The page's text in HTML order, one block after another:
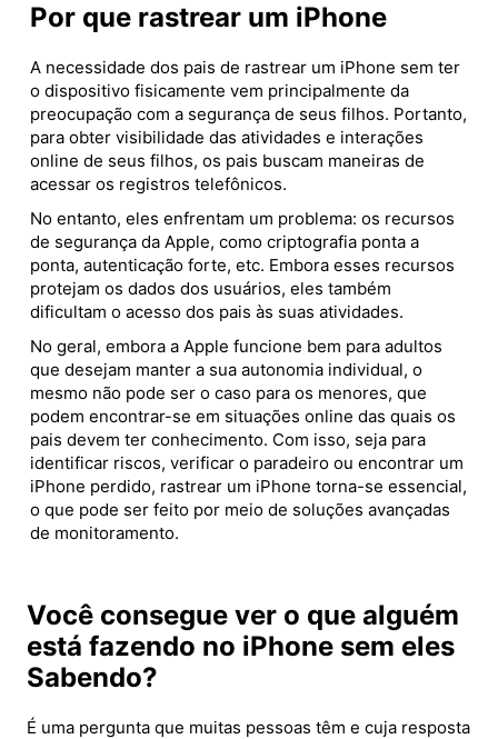
Por que rastrear um iPhone
A necessidade dos pais de rastrear um iPhone sem ter
o dispositivo fisicamente vem principalmente da
preocupação com a segurança de seus filhos. Portanto,
para obter visibilidade das atividades e interações
online de seus filhos, os pais buscam maneiras de
acessar os registros telefônicos.
No entanto, eles enfrentam um problema: os recursos
de segurança da Apple, como criptografia ponta a
ponta, autenticação forte, etc. Embora esses recursos
protejam os dados dos usuários, eles também
dificultam o acesso dos pais às suas atividades.
No geral, embora a Apple funcione bem para adultos
que desejam manter a sua autonomia individual, o
mesmo não pode ser o caso para os menores, que
podem encontrar-se em situações online das quais os
pais devem ter conhecimento. Com isso, seja para
identificar riscos, verificar o paradeiro ou encontrar um
iPhone perdido, rastrear um iPhone torna-se essencial,
o que pode ser feito por meio de soluções avançadas
de monitoramento.
Você consegue ver o que alguém
está fazendo no iPhone sem eles
Sabendo?
É uma pergunta que muitas pessoas têm e cuja resposta